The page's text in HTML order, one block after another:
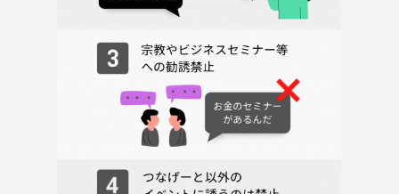
みんながイキイキとできる自分の居場所を京都でも作って行けたら本当
ボードゲームを通して気軽に交流を行いレンタルスペースを貸し切って